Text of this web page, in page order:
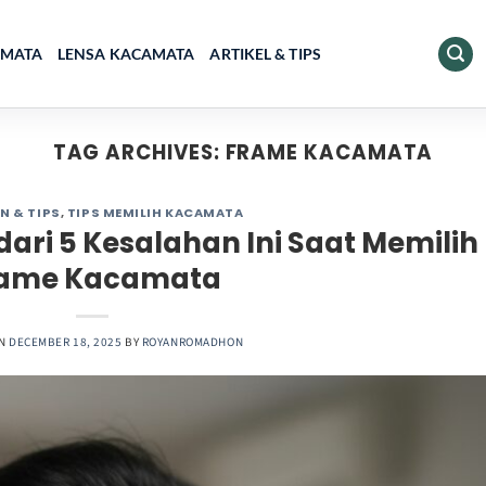
LENSA KACAMATA ARTIKEL & TIPS
TAG ARCHIVES: FRAME KACAMATA
& TIPS, TIPS MEMILIH KACAMATA
5 Kesalahan Ini Saat Memilih
Kacamata
DECEMBER 18, 2025 BY ROYANROMADHON